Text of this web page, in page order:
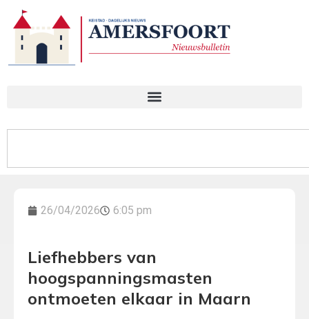
26/04/2026 6:05 pm
Liefhebbers van
hoogspanningsmasten
ontmoeten elkaar in Maarn